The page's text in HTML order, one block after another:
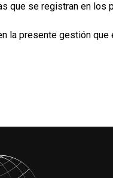
se registran en
la presente gestión